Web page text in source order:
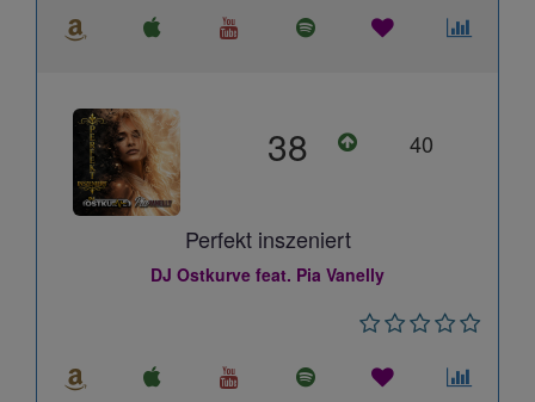
38 40
Perfekt inszeniert
DJ Ostkurve feat. Pia Vanelly